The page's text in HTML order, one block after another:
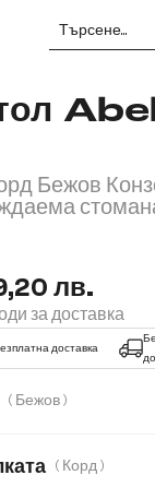
Бежов
лв.
за доставка
доставка
( Бежов )
( Корд )